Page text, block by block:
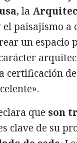
, la
el paisajismo a
un espacio
certificación
que son
clave de su